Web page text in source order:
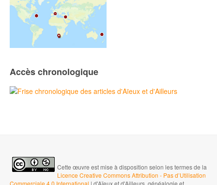
Accès chronologique
Cette œuvre est mise à disposition selon les termes de la
Licence Creative Commons Attribution - Pas d’Utilisation